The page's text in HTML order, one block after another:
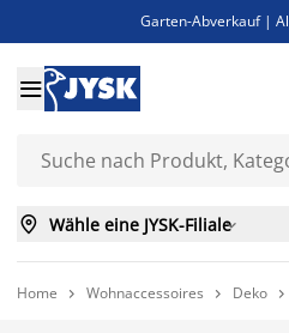
Garten-Abverkauf |
Bist du Unternehmer?
Esszimmerstuhl

 Wähle eine JYSK-Filiale
Home  Wohnaccessoires  Deko 